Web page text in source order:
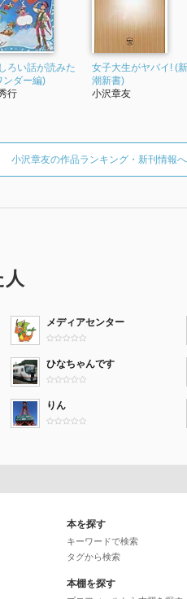
ろい話が読みた
ンダー編)
行
女子大生がヤバイ! (新
潮新書)
小沢章友
小沢章友の作品ランキング・新刊情報へ
メディアセンター
ひなちゃんです
りん
本を探す
キーワードで検索
タグから検索
本棚を探す